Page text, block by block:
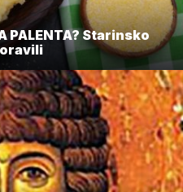
PALENTA? Starinsko